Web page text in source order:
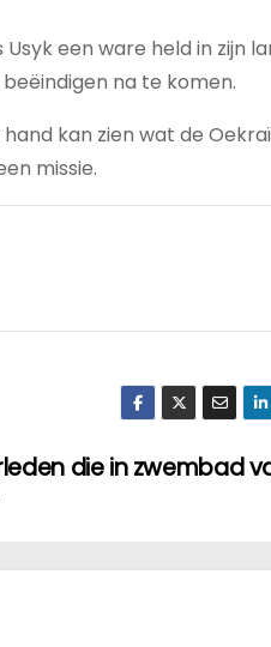
een ware held in zijn
na te komen.
kan zien wat de
missie.
die in zwembad